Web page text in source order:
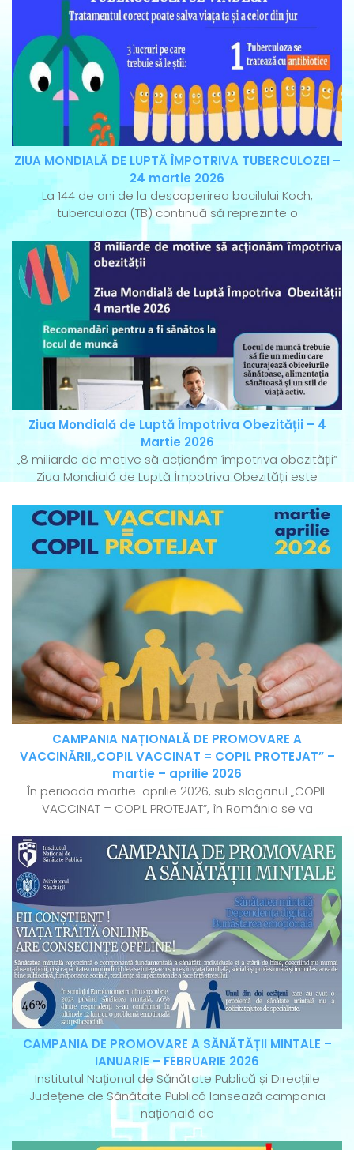
ZIUA MONDIALĂ DE LUPTĂ ÎMPOTRIVA TUBERCULOZEI –
24 martie 2026
La 144 de ani de la descoperirea bacilului Koch,
tuberculoza (TB) continuă să reprezinte o
Ziua Mondială de Luptă Împotriva Obezității – 4
Martie 2026
„8 miliarde de motive să acționăm împotriva obezității”
Ziua Mondială de Luptă Împotriva Obezității este
CAMPANIA NAȚIONALĂ DE PROMOVARE A
VACCINĂRII„COPIL VACCINAT = COPIL PROTEJAT” –
martie – aprilie 2026
În perioada martie-aprilie 2026, sub sloganul „COPIL
VACCINAT = COPIL PROTEJAT”, în România se va
CAMPANIA DE PROMOVARE A SĂNĂTĂȚII MINTALE –
IANUARIE – FEBRUARIE 2026
Institutul Național de Sănătate Publică și Direcțiile
Județene de Sănătate Publică lansează campania
națională de